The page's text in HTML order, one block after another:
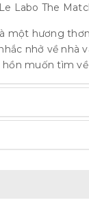
Labo The
một hương
nhở về nhà
muốn tìm